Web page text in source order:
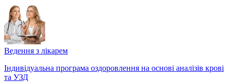
Ведення з лікарем
Індивідуальна програма оздоровлення на основі аналізів крові
та УЗД